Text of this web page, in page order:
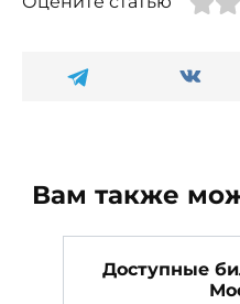
Вам также
Доступные